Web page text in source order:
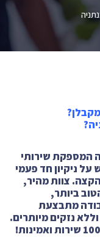
המספקת שירותי
על ניקיון חד פעמי
צוות מהיר,
ביותר,
מתבצעת
נזקים מיותרים.